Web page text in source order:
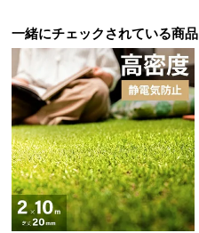
設
置
ー
ビ
ス
に
つ
い
て
一緒にチェックされている商品